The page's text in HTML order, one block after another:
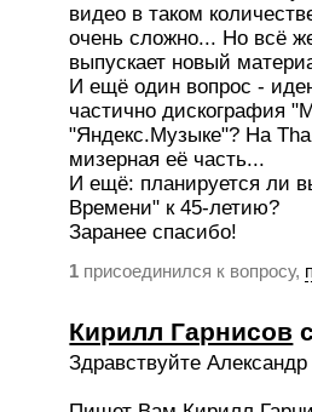
видео в таком
очень сложно... Но всё
выпускает новый
И ещё один вопрос -
частично дискография
"Яндекс.Музыке"? На
мизерная её часть...
И ещё: планируется ли
Времени" к 45-летию?
Заранее спасибо!
1 присоединился к вопросу,
Кирилл Гарнисов
Здравствуйте